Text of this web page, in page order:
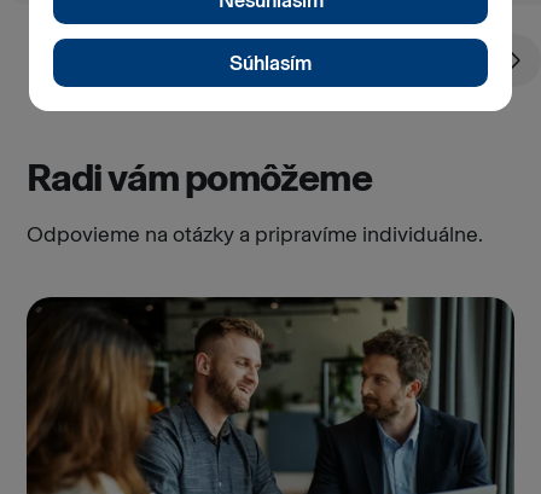
Radi vám pomôžeme
Odpovieme na otázky a pripravíme individuálne.